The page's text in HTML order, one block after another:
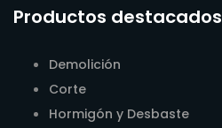
Productos destacados
Demolición
Corte
Hormigón y Desbaste